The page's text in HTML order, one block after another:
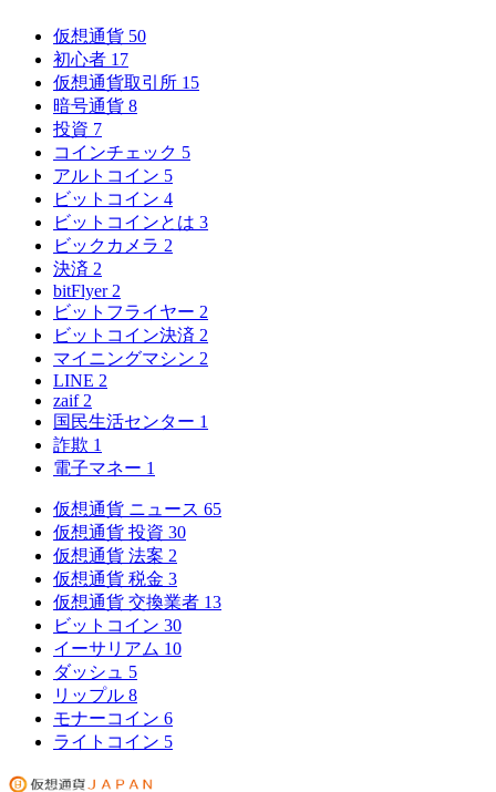
仮想通貨 50
初心者 17
仮想通貨取引所 15
暗号通貨 8
投資 7
コインチェック 5
アルトコイン 5
ビットコイン 4
ビットコインとは 3
ビックカメラ 2
決済 2
bitFlyer 2
ビットフライヤー 2
ビットコイン決済 2
マイニングマシン 2
LINE 2
zaif 2
国民生活センター 1
詐欺 1
電子マネー 1
仮想通貨 ニュース 65
仮想通貨 投資 30
仮想通貨 法案 2
仮想通貨 税金 3
仮想通貨 交換業者 13
ビットコイン 30
イーサリアム 10
ダッシュ 5
リップル 8
モナーコイン 6
ライトコイン 5